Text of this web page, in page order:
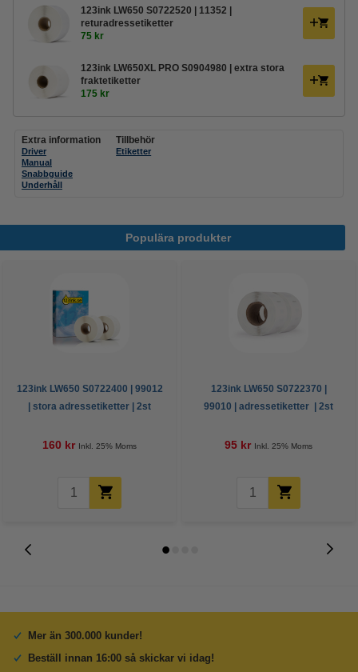
123ink LW650 S0722520 | 11352 |
returadressetiketter
75 kr
123ink LW650XL PRO S0904980 | extra stora
fraktetiketter
175 kr
Extra information
Driver
Manual
Snabbguide
Underhåll
Tillbehör
Etiketter
Populära produkter
123ink LW650 S0722400 | 99012
| stora adressetiketter | 2st
160 kr Inkl. 25% Moms
123ink LW650 S0722370 |
99010 | adressetiketter | 2st
95 kr Inkl. 25% Moms
Mer än 300.000 kunder!
Beställ innan 16:00 så skickar vi idag!